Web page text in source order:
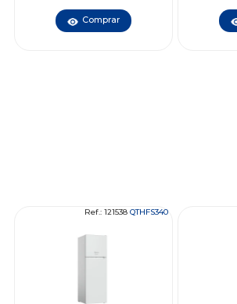
Comprar
Ref.: 121538 QTHFS340